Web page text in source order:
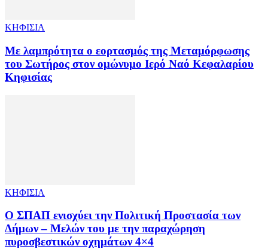
ΚΗΦΙΣΙΑ
Με λαμπρότητα ο εορτασμός της Μεταμόρφωσης
του Σωτήρος στον ομώνυμο Ιερό Ναό Κεφαλαρίου
Κηφισίας
ΚΗΦΙΣΙΑ
Ο ΣΠΑΠ ενισχύει την Πολιτική Προστασία των
Δήμων – Μελών του με την παραχώρηση
πυροσβεστικών οχημάτων 4×4